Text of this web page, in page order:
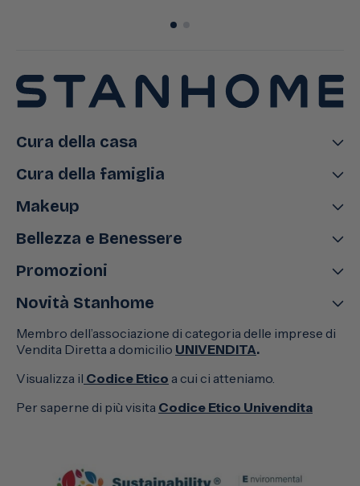
Cura della casa
Cura della famiglia
Makeup
Bellezza e Benessere
Promozioni
Novità Stanhome
Membro dell’associazione di categoria delle imprese di
Vendita Diretta a domicilio UNIVENDITA.
Visualizza il Codice Etico a cui ci atteniamo.
Per saperne di più visita Codice Etico Univendita